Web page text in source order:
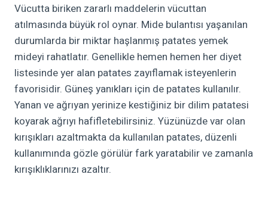
Vücutta biriken zararlı maddelerin vücuttan
atılmasında büyük rol oynar. Mide bulantısı yaşanılan
durumlarda bir miktar haşlanmış patates yemek
mideyi rahatlatır. Genellikle hemen hemen her diyet
listesinde yer alan patates zayıflamakisteyenlerin
favorisidir. Güneş yanıkları için de patates kullanılır.
Yanan ve ağrıyan yerinize kestiğiniz bir dilim patatesi
koyarak ağrıyı hafifletebilirsiniz. Yüzünüzde var olan
kırışıkları azaltmakta da kullanılan patates, düzenli
kullanımında gözle görülür fark yaratabilir ve zamanla
kırışıklıklarınızı azaltır.